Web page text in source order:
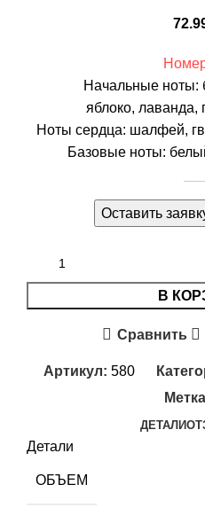
Начальные ноты:
яблоко, лаванда,
Ноты сердца: шалфей,
Базовые ноты:
Оставить
В
Сравнить
Артикул: 580
ДЕТАЛИ
Детали
ОБЪЕМ